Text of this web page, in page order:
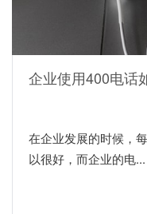
企业使用400电话
在企业发展的时候，
以很好，而企业的电...